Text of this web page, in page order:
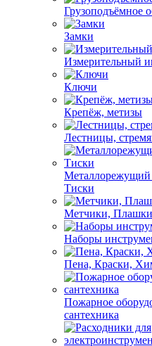
Грузоподъёмное
Замки
Измерительный
Ключи
Крепёж, метизы
Лестницы,
Металлорежущий
Тиски
Метчики, Плашки
Наборы
Пена, Краски,
Пожарное
сантехника